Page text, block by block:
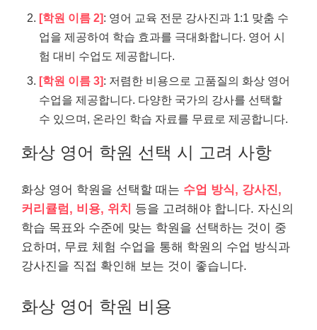
[학원 이름 2]: 영어 교육 전문 강사진과 1:1 맞춤 수
업을 제공하여 학습 효과를 극대화합니다. 영어 시
험 대비 수업도 제공합니다.
[학원 이름 3]: 저렴한 비용으로 고품질의 화상 영어
수업을 제공합니다. 다양한 국가의 강사를 선택할
수 있으며, 온라인 학습 자료를 무료로 제공합니다.
화상 영어 학원 선택 시 고려 사항
화상 영어 학원을 선택할 때는 수업 방식, 강사진,
커리큘럼, 비용, 위치 등을 고려해야 합니다. 자신의
학습 목표와 수준에 맞는 학원을 선택하는 것이 중
요하며, 무료 체험 수업을 통해 학원의 수업 방식과
강사진을 직접 확인해 보는 것이 좋습니다.
화상 영어 학원 비용